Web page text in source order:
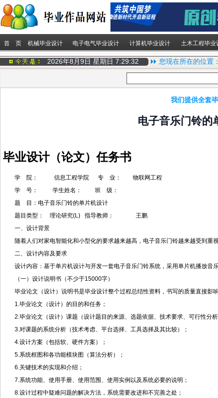
首 页 机械毕业设计 电子电气毕业设计 计算机毕业设计 土木工程毕业
2026年8月9日 星期日 7:29:32 您现在所在的位置
我们提供全套
电子音乐门铃的
毕业设计（论文）任务书
学 院： 信息工程学院 专 业： 物联网工程
学 号： 学生姓名： 班 级：
题 目：电子音乐门铃的单片机设计
题目类型： 理论研究(L) 指导教师： 王鹏
一、设计背景
随着人们对家电智能化和小型化的要求越来越高，电子音乐门铃越来越受到重
二、设计内容及要求
设计内容：基于单片机设计与开发一套电子音乐门铃系统，采用单片机播放
（一）设计说明书（不少于15000字）
毕业论文（设计）说明书是毕业设计整个过程总结性资料，书写的质量直接
1.毕业论文（设计）的目的和任务；
2.毕业论文（设计）课题（设计题目的来源、选题依据、技术要求、可行性分
3.对课题的系统分析（技术考虑、平台选择、工具选择及其比较）；
4.设计方案（包括软、硬件方案）；
5.系统框图和各功能模块图（算法分析）；
6.关键技术的实现和介绍；
7.系统功能、使用手册、使用范围、使用实例以及系统必要的说明；
8.设计过程中疑难问题的解决方法，系统需要改进和不完善之处；